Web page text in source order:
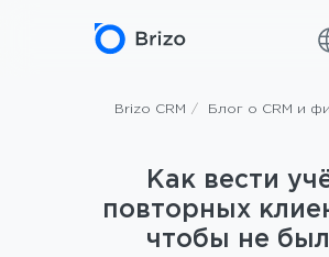
Brizo CRM / Блог о CRM и
Как вести
повторных
чтобы не